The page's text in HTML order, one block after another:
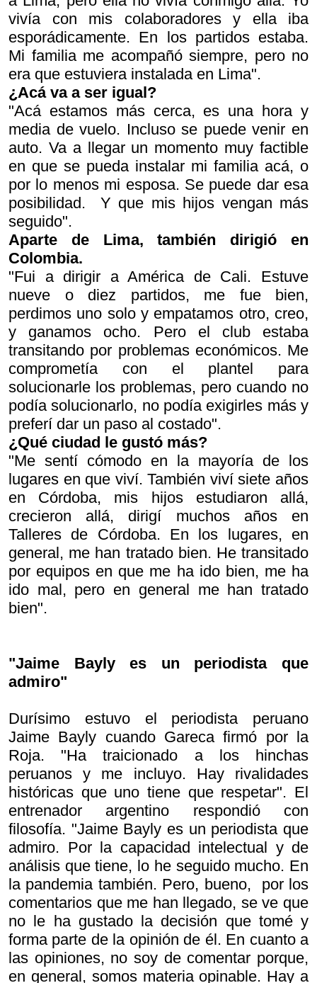
vivía con mis colaboradores y ella iba
esporádicamente. En los partidos estaba.
Mi familia me acompañó siempre, pero no
era que estuviera instalada en Lima".
¿Acá va a ser igual?
"Acá estamos más cerca, es una hora y
media de vuelo. Incluso se puede venir en
auto. Va a llegar un momento muy factible
en que se pueda instalar mi familia acá, o
por lo menos mi esposa. Se puede dar esa
posibilidad. Y que mis hijos vengan más
seguido".
Aparte de Lima, también dirigió en
Colombia.
"Fui a dirigir a América de Cali. Estuve
nueve o diez partidos, me fue bien,
perdimos uno solo y empatamos otro, creo,
y ganamos ocho. Pero el club estaba
transitando por problemas económicos. Me
comprometía con el plantel para
solucionarle los problemas, pero cuando no
podía solucionarlo, no podía exigirles más y
preferí dar un paso al costado".
¿Qué ciudad le gustó más?
"Me sentí cómodo en la mayoría de los
lugares en que viví. También viví siete años
en Córdoba, mis hijos estudiaron allá,
crecieron allá, dirigí muchos años en
Talleres de Córdoba. En los lugares, en
general, me han tratado bien. He transitado
por equipos en que me ha ido bien, me ha
ido mal, pero en general me han tratado
bien".
"Jaime Bayly es un periodista que
admiro"
Durísimo estuvo el periodista peruano
Jaime Bayly cuando Gareca firmó por la
Roja. "Ha traicionado a los hinchas
peruanos y me incluyo. Hay rivalidades
históricas que uno tiene que respetar". El
entrenador argentino respondió con
filosofía. "Jaime Bayly es un periodista que
admiro. Por la capacidad intelectual y de
análisis que tiene, lo he seguido mucho. En
la pandemia también. Pero, bueno, por los
comentarios que me han llegado, se ve que
no le ha gustado la decisión que tomé y
forma parte de la opinión de él. En cuanto a
las opiniones, no soy de comentar porque,
en general, somos materia opinable. Hay a